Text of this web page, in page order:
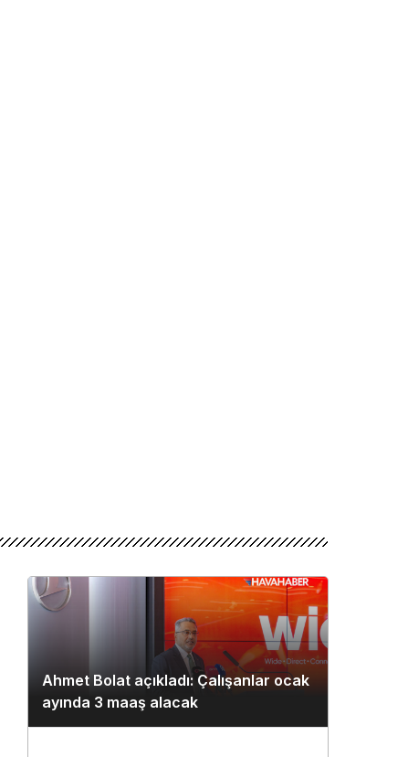
Ahmet Bolat açıkladı: Çalışanlar ocak
ayında 3 maaş alacak